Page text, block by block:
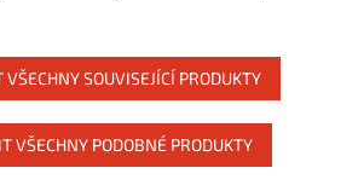
SOUVISEJÍCÍ PRODUKTY
VŠECHNY PODOBNÉ PRODUKTY